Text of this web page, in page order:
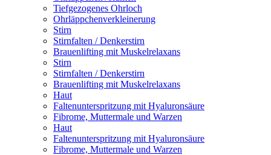
Tiefgezogenes Ohrloch
Ohrläppchenverkleinerung
Stirn
Stirnfalten / Denkerstirn
Brauenlifting mit Muskelrelaxans
Stirn
Stirnfalten / Denkerstirn
Brauenlifting mit Muskelrelaxans
Haut
Faltenunterspritzung mit Hyaluronsäure
Fibrome, Muttermale und Warzen
Haut
Faltenunterspritzung mit Hyaluronsäure
Fibrome, Muttermale und Warzen